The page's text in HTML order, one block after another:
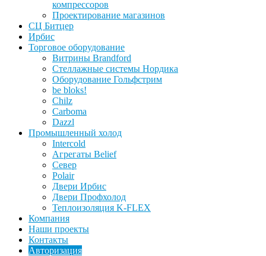
компрессоров
Проектирование магазинов
СЦ Битцер
Ирбис
Торговое оборудование
Витрины Brandford
Стеллажные системы Нордика
Оборудование Гольфстрим
be bloks!
Chilz
Carboma
Dazzl
Промышленный холод
Intercold
Агрегаты Belief
Север
Polair
Двери Ирбис
Двери Профхолод
Теплоизоляция K-FLEX
Компания
Наши проекты
Контакты
Авторизация